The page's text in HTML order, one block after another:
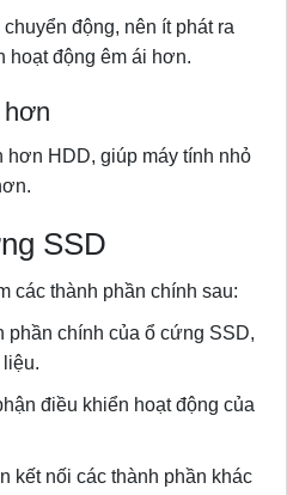
động, nên ít phát ra
hoạt động êm ái hơn.
HDD, giúp máy tính nhỏ
SSD
các thành phần chính sau:
phần chính của ổ cứng SSD,
điều khiển hoạt động của
kết nối các thành phần khác